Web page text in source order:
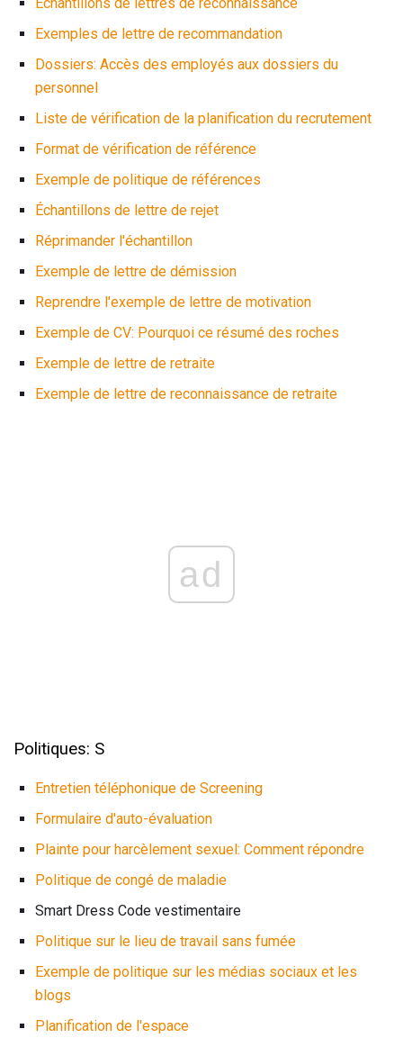
Exemples de lettre de recommandation
Dossiers: Accès des employés aux dossiers du
personnel
Liste de vérification de la planification du recrutement
Format de vérification de référence
Exemple de politique de références
Échantillons de lettre de rejet
Réprimander l'échantillon
Exemple de lettre de démission
Reprendre l'exemple de lettre de motivation
Exemple de CV: Pourquoi ce résumé des roches
Exemple de lettre de retraite
Exemple de lettre de reconnaissance de retraite
ad
Politiques: S
Entretien téléphonique de Screening
Formulaire d'auto-évaluation
Plainte pour harcèlement sexuel: Comment répondre
Politique de congé de maladie
Smart Dress Code vestimentaire
Politique sur le lieu de travail sans fumée
Exemple de politique sur les médias sociaux et les
blogs
Planification de l'espace